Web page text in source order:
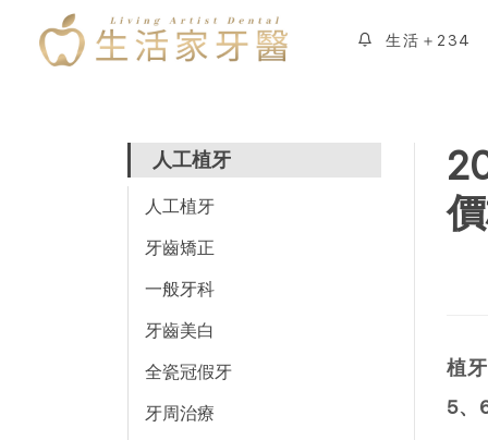
生活＋234
人工植牙
人工植牙
牙齒矯正
一般牙科
牙齒美白
全瓷冠假牙
牙周治療
植
5、